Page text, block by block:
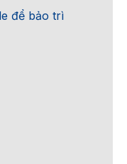
để bảo trì